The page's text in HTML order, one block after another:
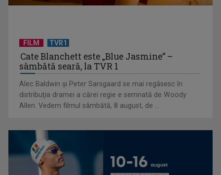
„E cool să fii cult!”, în curând la TVR 1 și TVR 2
FILM TVR1
Cate Blanchett este „Blue Jasmine” –
sâmbătă seară, la TVR 1
Alec Baldwin şi Peter Sarsgaard se mai regăsesc în
distribuţia dramei a cărei regie e semnată de Woody
Allen. Vedem filmul sâmbătă, 8 august, de ...